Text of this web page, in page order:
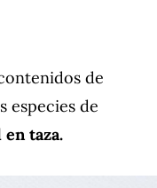
de
especies de
taza.